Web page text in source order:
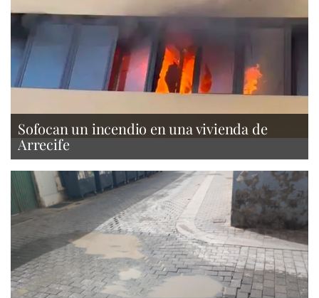
Sofocan un incendio en una vivienda de
Arrecife